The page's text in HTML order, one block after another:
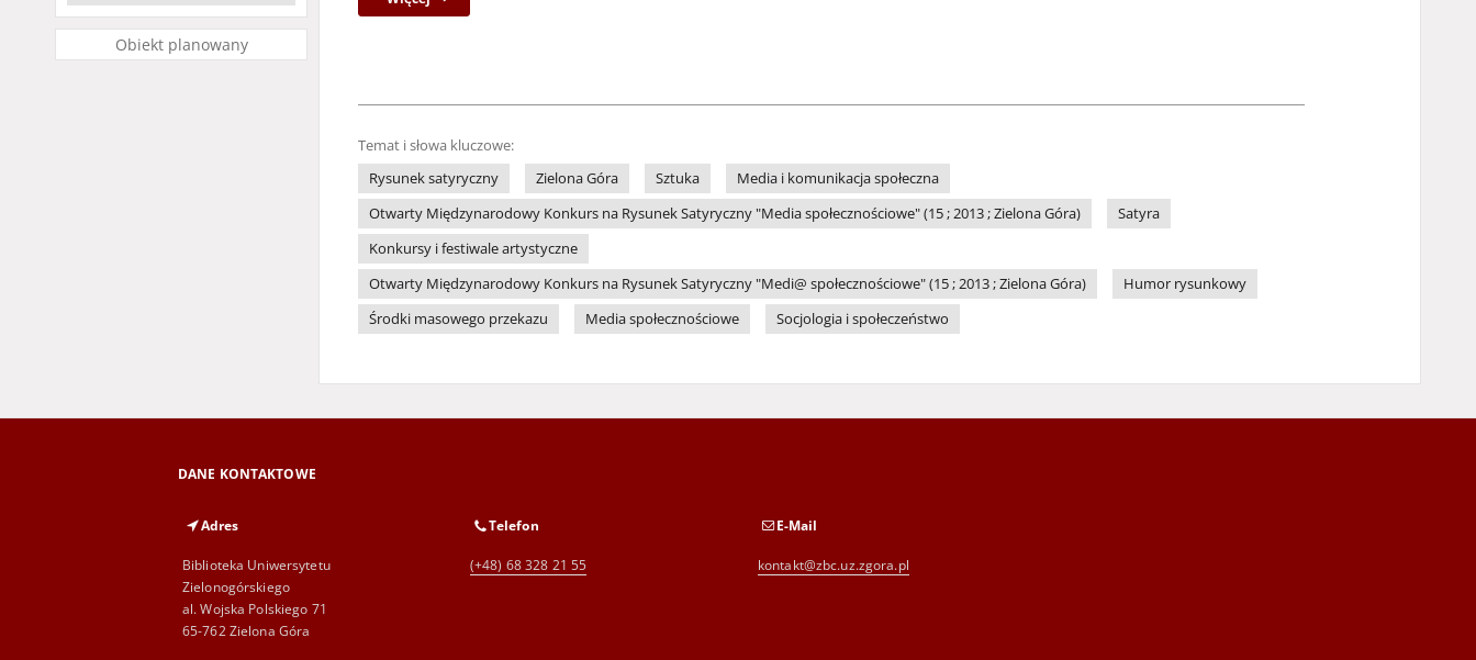
Obiekt planowany
Temat i słowa kluczowe:
Rysunek satyryczny
Zielona Góra Sztuka
Media i komunikacja społeczna
Otwarty Międzynarodowy Konkurs na Rysunek Satyryczny "Media społecznościowe" (15 ; 2013 ; Zielona Góra)
Satyra
Konkursy i festiwale artystyczne
Otwarty Międzynarodowy Konkurs na Rysunek Satyryczny "Medi@ społecznościowe" (15 ; 2013 ; Zielona Góra)
Humor rysunkowy
Środki masowego przekazu
Media społecznościowe Socjologia i społeczeństwo
DANE KONTAKTOWE
Adres
Biblioteka Uniwersytetu
Zielonogórskiego
al. Wojska Polskiego 71
65-762 Zielona Góra
Telefon
(+48) 68 328 21 55
E-Mail
kontakt@zbc.uz.zgora.pl